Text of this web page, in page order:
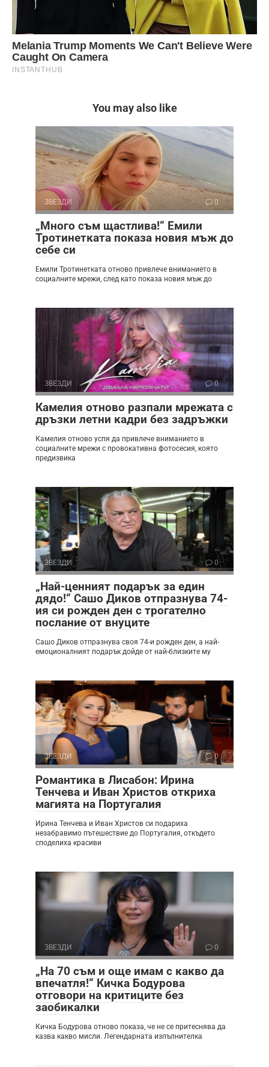
You may also like
ЗВЕЗДИ 0
„Много съм щастлива!“ Емили
Тротинетката показа новия мъж до
себе си
Емили Тротинетката отново привлече вниманието в
социалните мрежи, след като показа новия мъж до
ЗВЕЗДИ 0
Камелия отново разпали мрежата с
дръзки летни кадри без задръжки
Камелия отново успя да привлече вниманието в
социалните мрежи с провокативна фотосесия, която
предизвика
ЗВЕЗДИ 0
„Най-ценният подарък за един
дядо!“ Сашо Диков отпразнува 74-
ия си рожден ден с трогателно
послание от внуците
Сашо Диков отпразнува своя 74-и рожден ден, а най-
емоционалният подарък дойде от най-близките му
ЗВЕЗДИ 0
Романтика в Лисабон: Ирина
Тенчева и Иван Христов откриха
магията на Португалия
Ирина Тенчева и Иван Христов си подариха
незабравимо пътешествие до Португалия, откъдето
споделиха красиви
ЗВЕЗДИ 0
„На 70 съм и още имам с какво да
впечатля!“ Кичка Бодурова
отговори на критиците без
заобикалки
Кичка Бодурова отново показа, че не се притеснява да
казва какво мисли. Легендарната изпълнителка